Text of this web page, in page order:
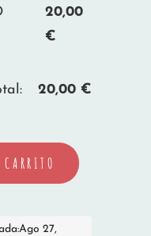
20,00
€
20,00 €
27,